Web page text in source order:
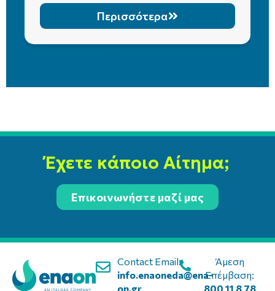
Περισσότερα
Έχετε κάποιο Αίτημα;
Επικοινωνήστε μαζί μας
Contact Email:
info.enaoneda@ena-
on.gr
Άμεση
Επέμβαση:
800 11 8 78